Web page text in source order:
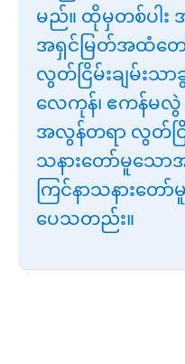
မည်။ ထိုမှတစ်ပါ
အရှင်မြတ်အထံတေ
လွတ်ငြိမ်းချမ်းသ
လေကုန်၊ ဧကန်မလွဲ
အလွန်တရာ လွတ်ငြိမ်
သနားတော်မူသေ
ကြင်နာသနားတေ
ပေသတည်း။